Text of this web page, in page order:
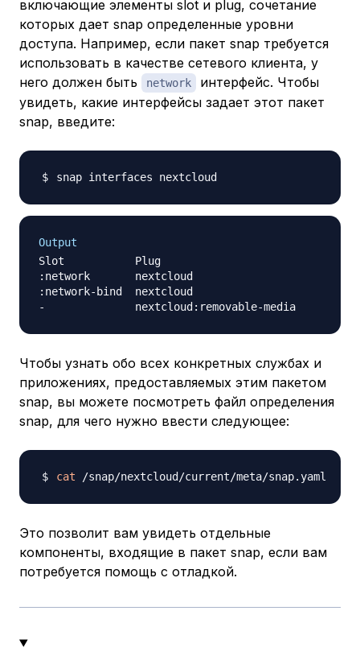
включающие элементы slot и plug, сочетание
которых дает snap определенные уровни
доступа. Например, если пакет snap требуется
использовать в качестве сетевого клиента, у
него должен быть
network
интерфейс. Чтобы
увидеть, какие интерфейсы задает этот пакет
snap, введите:
Output
Slot           Plug
:network       nextcloud
:network-bind  nextcloud
Чтобы узнать обо всех конкретных службах и
приложениях, предоставляемых этим пакетом
snap, вы можете посмотреть файл определения
snap, для чего нужно ввести следующее:
cat
Это позволит вам увидеть отдельные
компоненты, входящие в пакет snap, если вам
потребуется помощь с отладкой.